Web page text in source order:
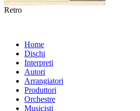
Retro
Home
Dischi
Interpreti
Autori
Arrangiatori
Produttori
Orchestre
Musicisti